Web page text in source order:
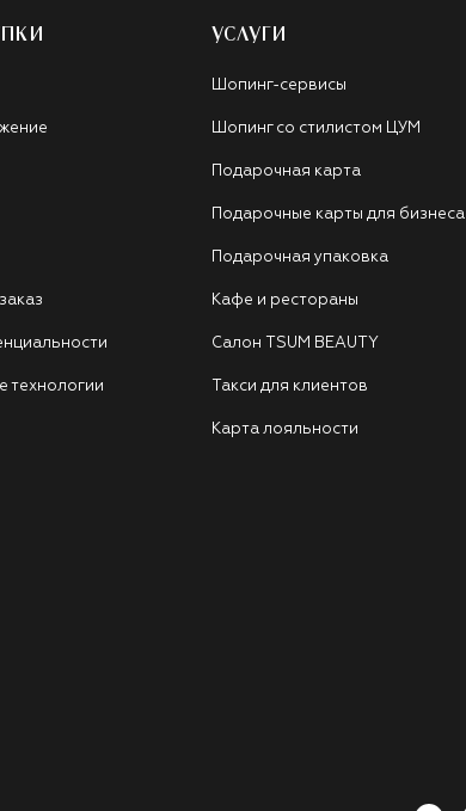
технологии
УСЛУГИ
Шопинг-сервисы
Шопинг со стилистом ЦУМ
Подарочная карта
Подарочные карты для бизнеса
Подарочная упаковка
Кафе и рестораны
Салон TSUM BEAUTY
Такси для клиентов
Карта лояльности